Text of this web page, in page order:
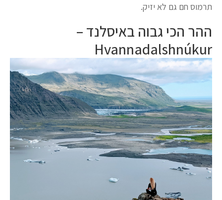
תרמוס חם גם לא יזיק.
ההר הכי גבוה באיסלנד –
Hvannadalshnúkur